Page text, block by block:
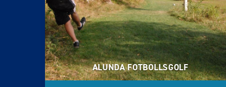
ALUNDA FOTBOLLSGOLF